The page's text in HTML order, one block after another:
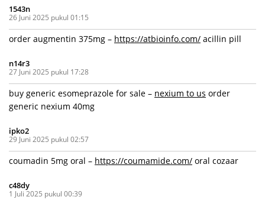
1543n
26 Juni 2025 pukul 01:15
order augmentin 375mg – https://atbioinfo.com/ acillin pill
n14r3
27 Juni 2025 pukul 17:28
buy generic esomeprazole for sale – nexium to us order
generic nexium 40mg
ipko2
29 Juni 2025 pukul 02:57
coumadin 5mg oral – https://coumamide.com/ oral cozaar
c48dy
1 Juli 2025 pukul 00:39